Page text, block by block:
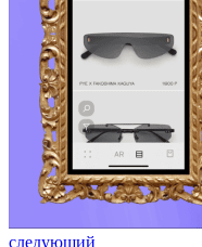
следующий